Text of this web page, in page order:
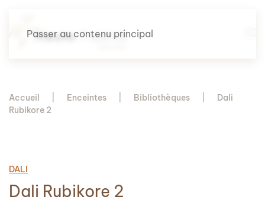
Passer au contenu principal
Accueil Enceintes Bibliothèques
Dali
Rubikore 2
DALI
Dali Rubikore 2